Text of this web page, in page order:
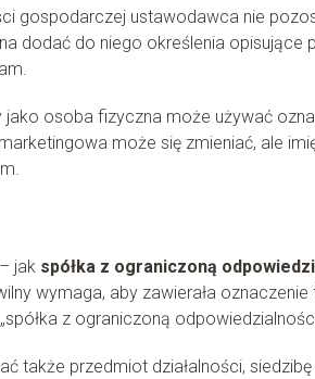
gospodarczej ustawodawca nie
dodać do niego określenia
jako osoba fizyczna może używać
może się zmieniać, ale
jak spółka z ograniczoną
wymaga, aby zawierała
z ograniczoną
także przedmiot działalności,